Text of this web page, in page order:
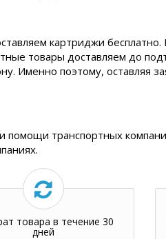
картриджи бесплатно.
товары доставляем до
Именно поэтому, оставляя
помощи транспортных
товара в течение 30
дней